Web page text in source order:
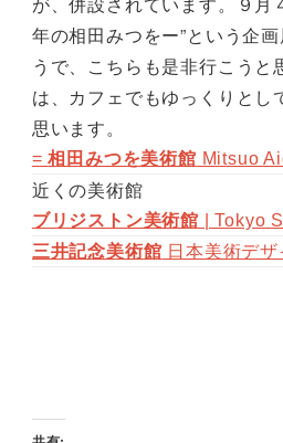
年の相田みつをー”という企
うで、こちらも是非行こうと
は、カフェでもゆっくりとし
思います。
=相田みつを美術館 Mitsuo
近くの美術館
ブリジストン美術館 | Tokyo
三井記念美術館 日本美術デザイン大辞